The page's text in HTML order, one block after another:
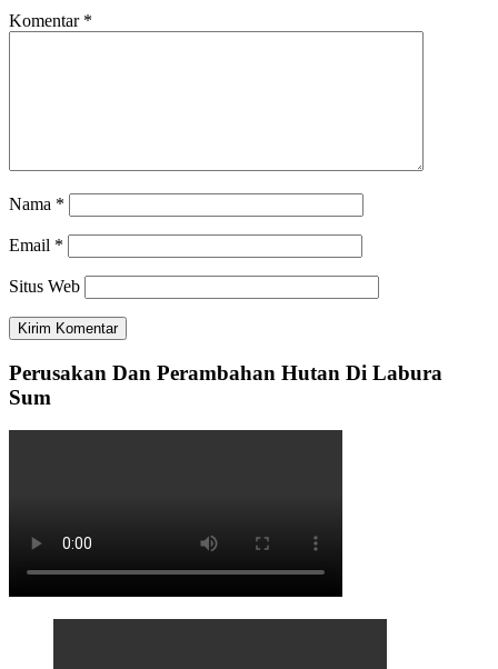
Komentar *
Nama *
Email *
Situs Web
Perusakan Dan Perambahan Hutan Di Labura
Sum